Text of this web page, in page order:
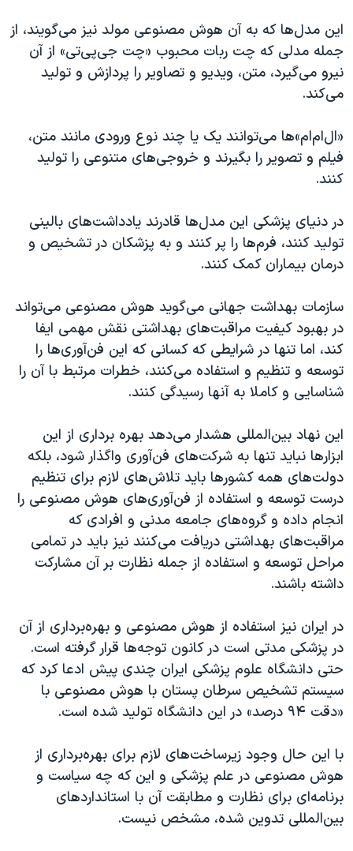
این مدل‌ها که به آن هوش مصنوعی مولد نیز می‌گویند، از
جمله مدلی که چت ربات محبوب «چت جی‌پی‌تی» از آن
نیرو می‌گیرد، متن، ویدیو و تصاویر را پردازش و تولید
می‌کند.
«ال‌ام‌ام»‌ها می‌توانند یک یا چند نوع ورودی مانند متن،
فیلم و تصویر را بگیرند و خروجی‌های متنوعی را تولید
کنند.
در دنیای پزشکی این مدل‌ها قادرند یادداشت‌های بالینی
تولید کنند، فرم‌ها را پر کنند و به پزشکان در تشخیص و
درمان بیماران کمک کنند.
سازمات بهداشت جهانی می‌گوید هوش مصنوعی می‌تواند
در بهبود کیفیت مراقبت‌های بهداشتی نقش مهمی ایفا
کند، اما تنها در شرایطی که کسانی که این فن‌آوری‌ها را
توسعه و تنظیم و استفاده می‌کنند، خطرات مرتبط با آن را
شناسایی و‌ کاملا به آنها رسیدگی کنند.
این نهاد بین‌المللی هشدار می‌دهد بهره برداری از این
ابزارها نباید تنها به شرکت‌های فن‌آوری واگذار شود، بلکه
دولت‌های همه کشورها باید تلاش‌های لازم برای تنظیم
درست توسعه و استفاده از فن‌آوری‌های هوش مصنوعی را
انجام داده و گروه‌های جامعه مدنی و افرادی که
مراقبت‌های بهداشتی دریافت می‌کنند نیز باید در تمامی
مراحل توسعه و استفاده از جمله نظارت بر آن مشارکت
داشته باشند.
در ایران نیز استفاده از هوش مصنوعی و بهره‌برداری از آن
در پزشکی مدتی است در کانون توجه‌ها قرار گرفته است.
حتی دانشگاه علوم پزشکی ایران چندی پیش ادعا کرد که
سیستم تشخیص سرطان پستان با هوش مصنوعی با
«دقت ۹۴ ‌درصد» در این دانشگاه تولید شده است.
با این حال وجود زیرساخت‌های لازم برای بهره‌برداری از
هوش مصنوعی در علم پزشکی و این که چه سیاست و
برنامه‌ای برای نظارت و مطابقت آن با استانداردهای
بین‌المللی تدوین شده، مشخص نیست.